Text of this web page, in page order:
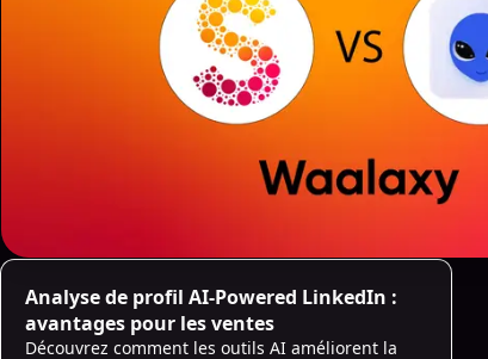
AI Prospecting
Analyse de profil AI-Powered LinkedIn :
avantages pour les ventes
Découvrez comment les outils AI améliorent la